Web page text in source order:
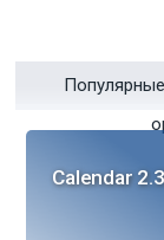
Calendar